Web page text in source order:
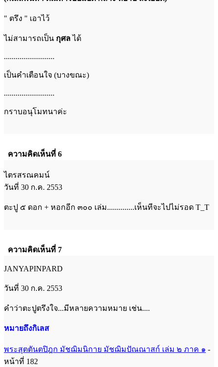
" ตรึง " เอาไว้
ไม่สามารถเป็น กุศล ได้
..........................
เป็นคำเตือนใจ (บางขณะ)
..........................
กราบอนุโมทนาค่ะ
ความคิดเห็นที่ 6
ไตรสรณคมน์
วันที่ 30 ก.ค. 2553
ตะปู ๕ ดอก + หอกอีก ๓๐๐ เล่ม..............เห็นทีจะไปไม่รอด T_T
ความคิดเห็นที่ 7
JANYAPINPARD
วันที่ 30 ก.ค. 2553
คำว่าตะปูตรึงใจ...มีหลายความหมาย เช่น....
หมายถึงกิเลส
พระสุตตันตปิฎก มัชฌิมนิกาย มัชฌิมปัณณาสก์ เล่ม ๒ ภาค ๑ -
หน้าที่ 182